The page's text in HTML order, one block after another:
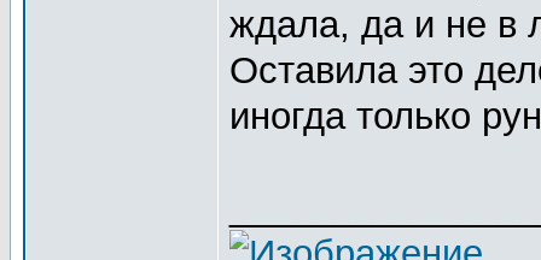
ждала, да и не в
Оставила это
иногда только